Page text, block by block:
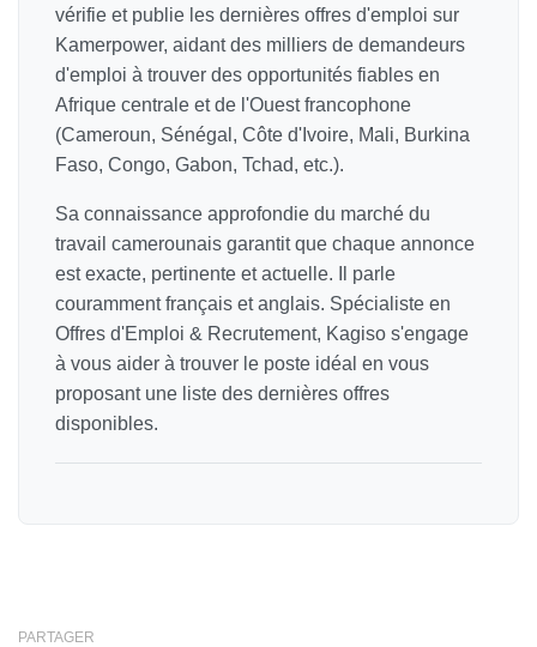
vérifie et publie les dernières offres d'emploi sur
Kamerpower, aidant des milliers de demandeurs
d'emploi à trouver des opportunités fiables en
Afrique centrale et de l'Ouest francophone
(Cameroun, Sénégal, Côte d'Ivoire, Mali, Burkina
Faso, Congo, Gabon, Tchad, etc.).
Sa connaissance approfondie du marché du
travail camerounais garantit que chaque annonce
est exacte, pertinente et actuelle. Il parle
couramment français et anglais. Spécialiste en
Offres d'Emploi & Recrutement, Kagiso s'engage
à vous aider à trouver le poste idéal en vous
proposant une liste des dernières offres
disponibles.
PARTAGER